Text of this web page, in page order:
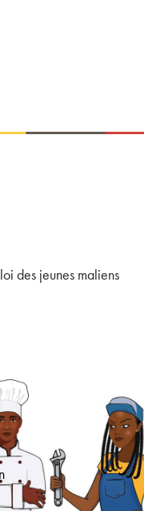
des jeunes maliens